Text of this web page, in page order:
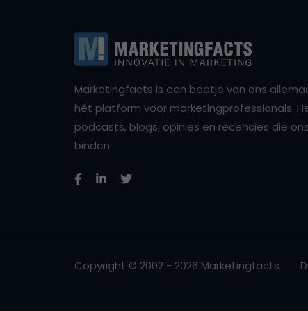
Marketingfacts is een beetje van ons
hét platform voor marketingprofessionals.
podcasts, blogs, opinies en recencies die
binden.
Copyright © 2002 - 2026 Marketingfacts